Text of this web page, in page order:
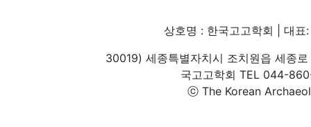
상호명 : 한국고고학회 | 대
30019) 세종특별자치시 조치원읍 세종
국고고학회 TEL 044-
ⓒ The Korean